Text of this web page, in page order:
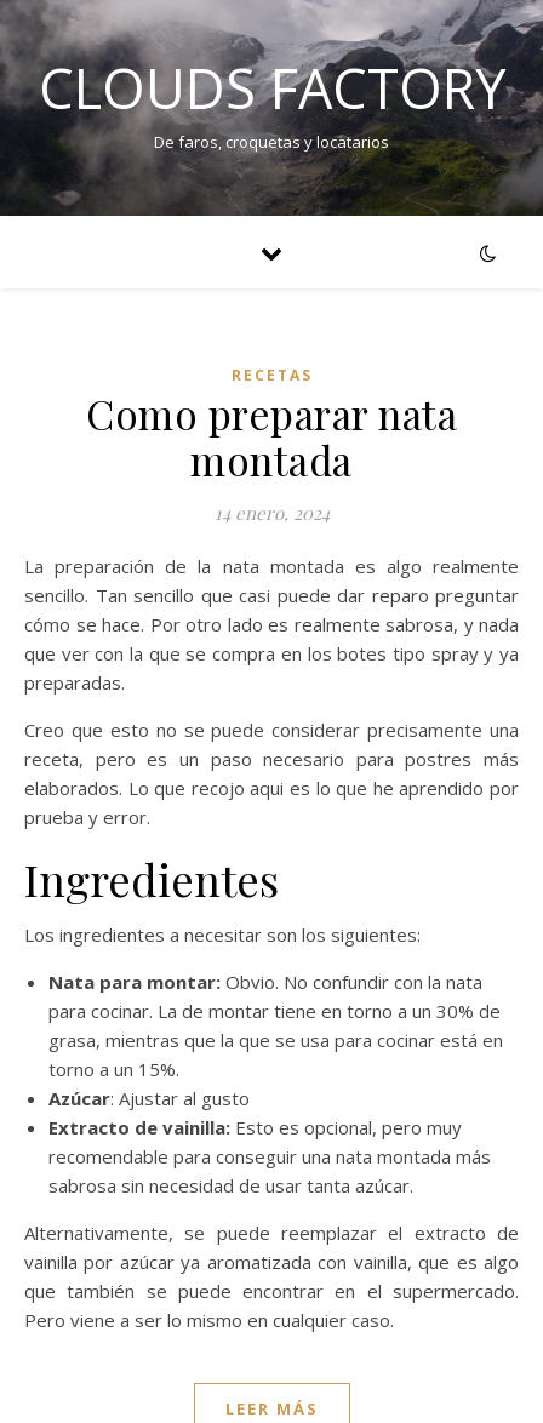
CLOUDS FACTORY
De faros, croquetas y locatarios
RECETAS
Como preparar nata
montada
14 enero, 2024
La preparación de la nata montada es algo realmente
sencillo. Tan sencillo que casi puede dar reparo preguntar
cómo se hace. Por otro lado es realmente sabrosa, y nada
que ver con la que se compra en los botes tipo spray y ya
preparadas.
Creo que esto no se puede considerar precisamente una
receta, pero es un paso necesario para postres más
elaborados. Lo que recojo aqui es lo que he aprendido por
prueba y error.
Ingredientes
Los ingredientes a necesitar son los siguientes:
Nata para montar: Obvio. No confundir con la nata
para cocinar. La de montar tiene en torno a un 30% de
grasa, mientras que la que se usa para cocinar está en
torno a un 15%.
Azúcar: Ajustar al gusto
Extracto de vainilla: Esto es opcional, pero muy
recomendable para conseguir una nata montada más
sabrosa sin necesidad de usar tanta azúcar.
Alternativamente, se puede reemplazar el extracto de
vainilla por azúcar ya aromatizada con vainilla, que es algo
que también se puede encontrar en el supermercado.
Pero viene a ser lo mismo en cualquier caso.
LEER MÁS